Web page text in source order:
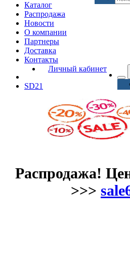
Каталог
Распродажа
Новости
О компании
Партнеры
Доставка
Контакты
Личный кабинет
SD21
Распродажа!
>>>